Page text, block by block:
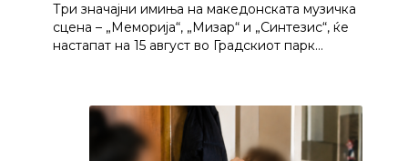
Три значајни имиња на македонската музичка
сцена – „Меморија“, „Мизар“ и „Синтезис“, ќе
настапат на 15 август во Градскиот парк…